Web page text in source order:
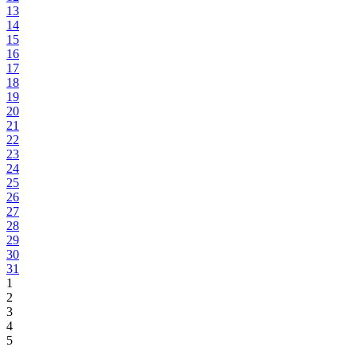
13
14
15
16
17
18
19
20
21
22
23
24
25
26
27
28
29
30
31
1
2
3
4
5